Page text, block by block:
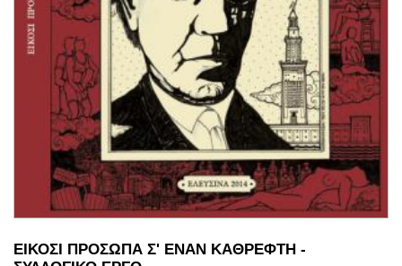
ΕΙΚΟΣΙ ΠΡΟΣΩΠΑ Σ' ΕΝΑΝ ΚΑΘΡΕΦΤΗ -